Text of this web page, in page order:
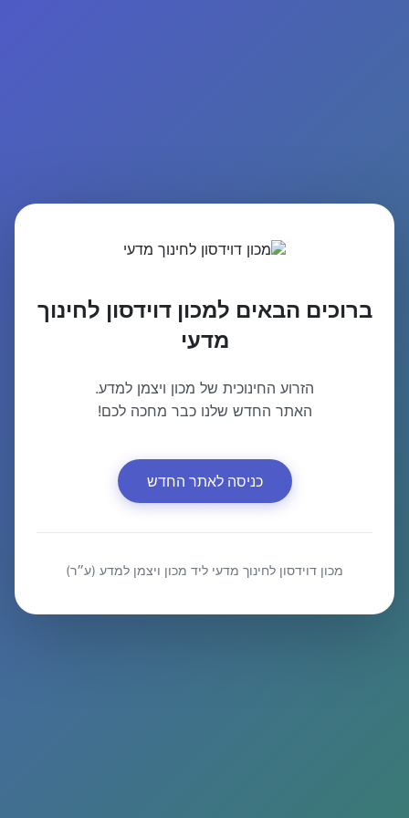
ברוכים הבאים למכון דוידסון לחינוך
מדעי
הזרוע החינוכית של מכון ויצמן למדע.
האתר החדש שלנו כבר מחכה לכם!
כניסה לאתר החדש
מכון דוידסון לחינוך מדעי ליד מכון ויצמן למדע (ע״ר)